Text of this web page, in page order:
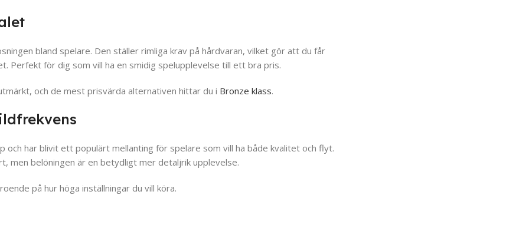
bland spelare. Den ställer rimliga krav på hårdvaran, vilket gör att du får
Perfekt för dig som vill ha en smidig spelupplevelse till ett bra pris.
och de mest prisvärda alternativen hittar du i Bronze klass.
har blivit ett populärt mellanting för spelare som vill ha både kvalitet och flyt.
men belöningen är en betydligt mer detaljrik upplevelse.
på hur höga inställningar du vill köra.